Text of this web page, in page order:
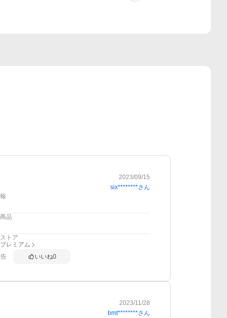
2023/09/15
six********さん
品
トア
レミアム
いいね0
2023/11/28
bmt********さん